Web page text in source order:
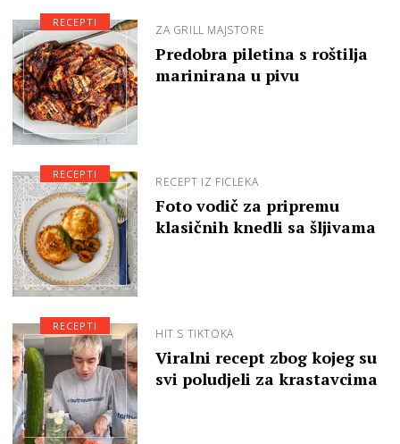
ZA GRILL MAJSTORE
Predobra piletina s roštilja
marinirana u pivu
RECEPTI
RECEPT IZ FICLEKA
Foto vodič za pripremu
klasičnih knedli sa šljivama
RECEPTI
HIT S TIKTOKA
Viralni recept zbog kojeg su
svi poludjeli za krastavcima
RECEPTI